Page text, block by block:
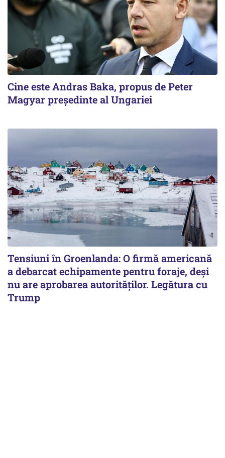
Cine este Andras Baka, propus de Peter
Magyar președinte al Ungariei
Tensiuni în Groenlanda: O firmă americană
a debarcat echipamente pentru foraje, deși
nu are aprobarea autorităților. Legătura cu
Trump